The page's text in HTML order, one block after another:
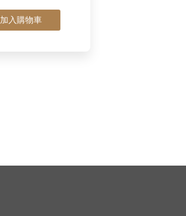
加入購物車